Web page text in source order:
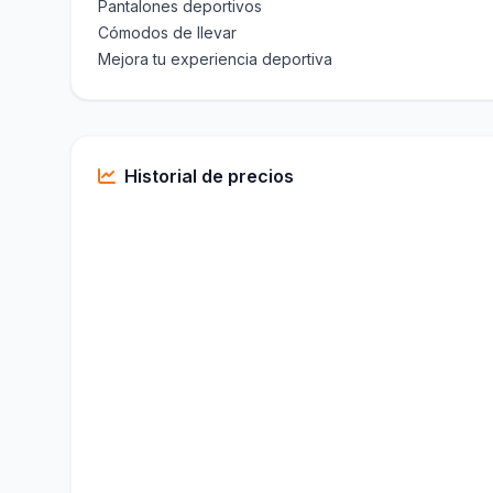
Pantalones deportivos
Cómodos de llevar
Mejora tu experiencia deportiva
Historial de precios